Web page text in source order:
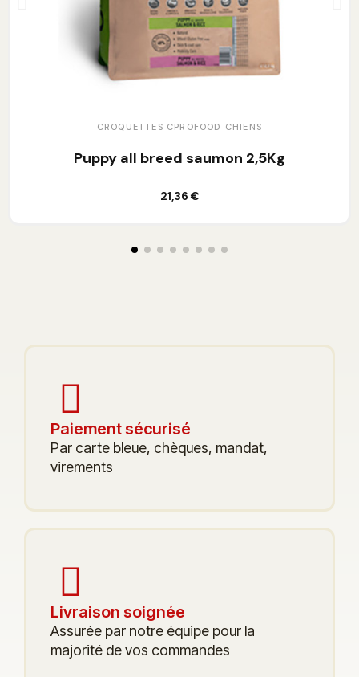
CROQUETTES CPROFOOD CHIENS
Puppy all breed saumon 2,5Kg
21,36 €
Ajouter au panier
Paiement sécurisé
Par carte bleue, chèques, mandat,
virements
Livraison soignée
Assurée par notre équipe pour la
majorité de vos commandes